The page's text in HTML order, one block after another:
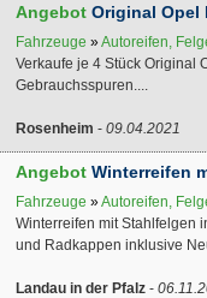
Angebot Original Opel
Fahrzeuge »Autoreifen,
Verkaufe je 4 Stück Original
Gebrauchsspuren....
Rosenheim - 09.04.2021
Angebot Winterreifen
Fahrzeuge »Autoreifen,
Winterreifen mit Stahlfelgen
und Radkappen inklusive
Landau in der Pfalz -